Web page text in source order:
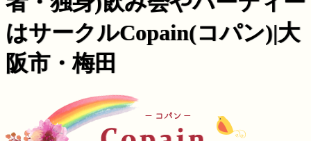
はサークルCopain(コパン)|大
阪市・梅田